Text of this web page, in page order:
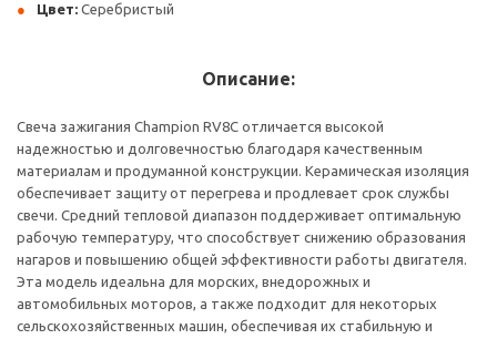
Цвет: Серебристый
Описание:
Свеча зажигания Champion RV8C отличается высокой
надежностью и долговечностью благодаря качественным
материалам и продуманной конструкции. Керамическая изоляция
обеспечивает защиту от перегрева и продлевает срок службы
свечи. Средний тепловой диапазон поддерживает оптимальную
рабочую температуру, что способствует снижению образования
нагаров и повышению общей эффективности работы двигателя.
Эта модель идеальна для морских, внедорожных и
автомобильных моторов, а также подходит для некоторых
сельскохозяйственных машин, обеспечивая их стабильную и